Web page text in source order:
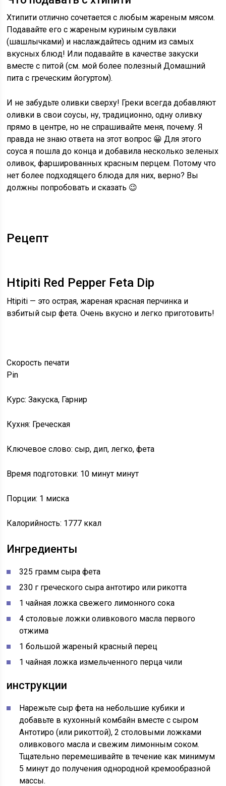
Хтипити отлично сочетается с любым жареным мясом.
Подавайте его с жареным куриным сувлаки
(шашлычками) и наслаждайтесь одним из самых
вкусных блюд! Или подавайте в качестве закуски
вместе с питой (см. мой более полезный Домашний
пита с греческим йогуртом).
И не забудьте оливки сверху! Греки всегда добавляют
оливки в свои соусы, ну, традиционно, одну оливку
прямо в центре, но не спрашивайте меня, почему. Я
правда не знаю ответа на этот вопрос 😀 Для этого
соуса я пошла до конца и добавила несколько зеленых
оливок, фаршированных красным перцем. Потому что
нет более подходящего блюда для них, верно? Вы
должны попробовать и сказать 😉
Рецепт
Htipiti Red Pepper Feta Dip
Htipiti — это острая, жареная красная перчинка и
взбитый сыр фета. Очень вкусно и легко приготовить!
Скорость печати
Pin
Курс: Закуска, Гарнир
Кухня: Греческая
Ключевое слово: сыр, дип, легко, фета
Время подготовки: 10 минут минут
Порции: 1 миска
Калорийность: 1777 ккал
Ингредиенты
325 грамм сыра фета
230 г греческого сыра антотиро или рикотта
1 чайная ложка свежего лимонного сока
4 столовые ложки оливкового масла первого
отжима
1 большой жареный красный перец
1 чайная ложка измельченного перца чили
инструкции
Нарежьте сыр фета на небольшие кубики и
добавьте в кухонный комбайн вместе с сыром
Антотиро (или рикоттой), 2 столовыми ложками
оливкового масла и свежим лимонным соком.
Тщательно перемешивайте в течение как минимум
5 минут до получения однородной кремообразной
массы.